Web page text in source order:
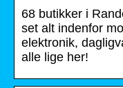
68 butikker i
set alt indenfor
elektronik,
alle lige her!